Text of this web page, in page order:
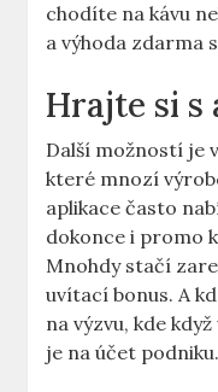
chodíte na kávu
a výhoda zdarma
Hrajte si s
Další možností je
které mnozí
aplikace často
dokonce i promo
Mnohdy stačí
uvítací bonus. A
na výzvu, kde
je na účet podniku.